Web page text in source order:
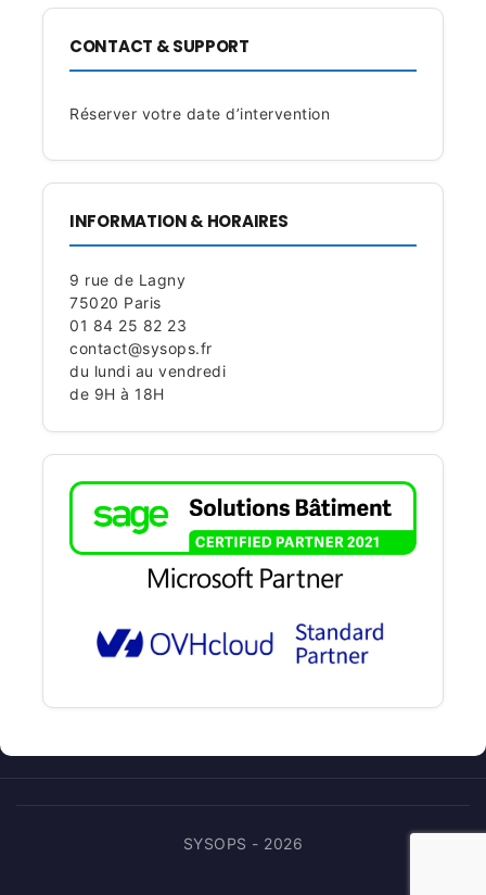
CONTACT & SUPPORT
Réserver votre date d’intervention
INFORMATION & HORAIRES
9 rue de Lagny
75020 Paris
01 84 25 82 23
contact@sysops.fr
du lundi au vendredi
de 9H à 18H
SYSOPS - 2026